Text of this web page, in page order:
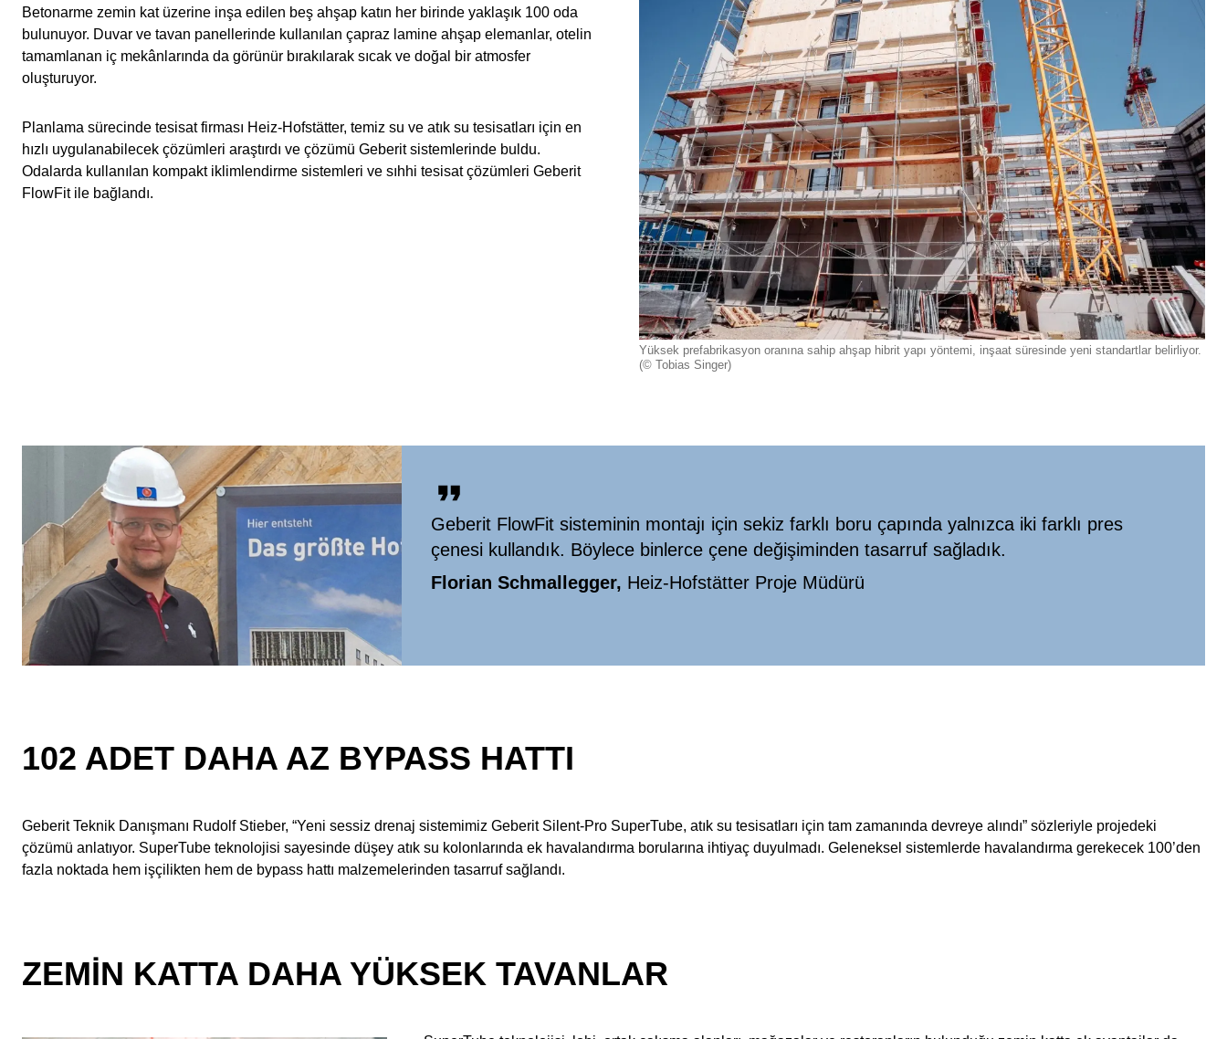
Betonarme zemin kat üzerine inşa edilen beş ahşap katın her birinde yaklaşık 100 oda
bulunuyor. Duvar ve tavan panellerinde kullanılan çapraz lamine ahşap elemanlar, otelin
tamamlanan iç mekânlarında da görünür bırakılarak sıcak ve doğal bir atmosfer
oluşturuyor.
Planlama sürecinde tesisat firması Heiz-Hofstätter, temiz su ve atık su tesisatları için en
hızlı uygulanabilecek çözümleri araştırdı ve çözümü Geberit sistemlerinde buldu.
Odalarda kullanılan kompakt iklimlendirme sistemleri ve sıhhi tesisat çözümleri Geberit
FlowFit ile bağlandı.
Yüksek prefabrikasyon oranına sahip ahşap hibrit yapı yöntemi, inşaat süresinde yeni standartlar belirliyor.
(© Tobias Singer)
Geberit FlowFit sisteminin montajı için sekiz farklı boru çapında yalnızca iki farklı pres
çenesi kullandık. Böylece binlerce çene değişiminden tasarruf sağladık.
Florian Schmallegger, Heiz-Hofstätter Proje Müdürü
102 ADET DAHA AZ BYPASS HATTI
Geberit Teknik Danışmanı Rudolf Stieber, “Yeni sessiz drenaj sistemimiz Geberit Silent-Pro SuperTube, atık su tesisatları için tam zamanında devreye alındı” sözleriyle projedeki
çözümü anlatıyor. SuperTube teknolojisi sayesinde düşey atık su kolonlarında ek havalandırma borularına ihtiyaç duyulmadı. Geleneksel sistemlerde havalandırma gerekecek 100’den
fazla noktada hem işçilikten hem de bypass hattı malzemelerinden tasarruf sağlandı.
ZEMIN KATTA DAHA YÜKSEK TAVANLAR